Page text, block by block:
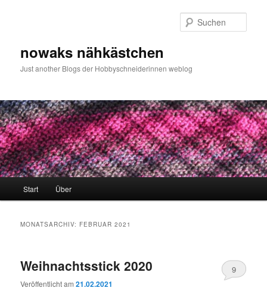
nowaks nähkästchen
Just another Blogs der Hobbyschneiderinnen weblog
Start Über
MONATSARCHIV: FEBRUAR 2021
Weihnachtsstick 2020
Veröffentlicht am21.02.2021
9